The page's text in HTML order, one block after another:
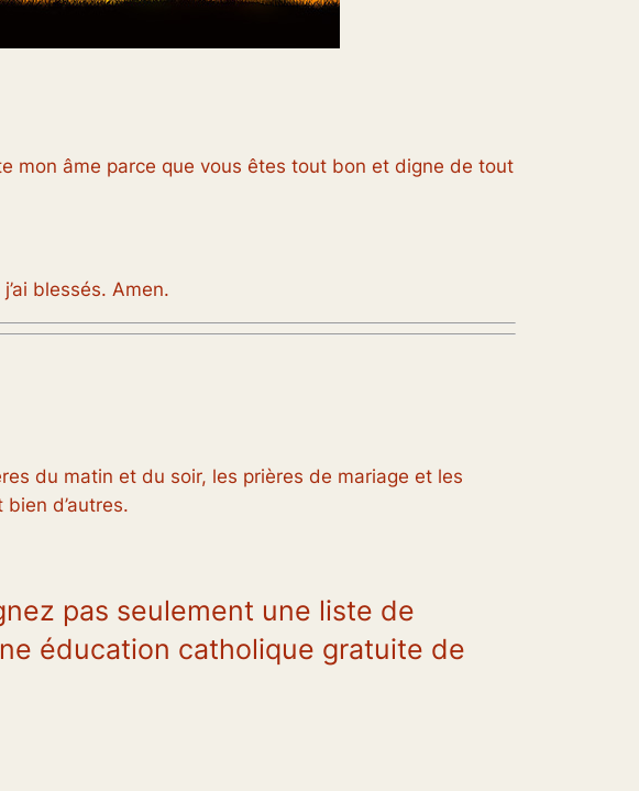
mon âme parce que vous êtes tout bon et digne de tout
blessés. Amen.
du matin et du soir, les prières de mariage et les
d’autres.
pas seulement une liste de
éducation catholique gratuite de